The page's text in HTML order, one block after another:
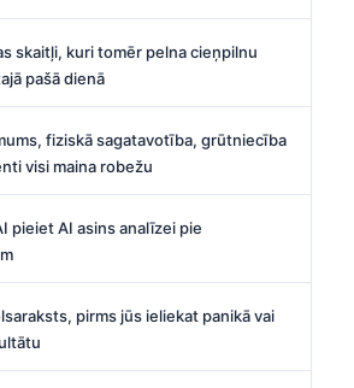
skaitļi, kuri tomēr pelna cieņpilnu
pašā dienā
fiziskā sagatavotība, grūtniecība
visi maina robežu
pieiet AI asins analīzei pie
pirms jūs ieliekat panikā vai